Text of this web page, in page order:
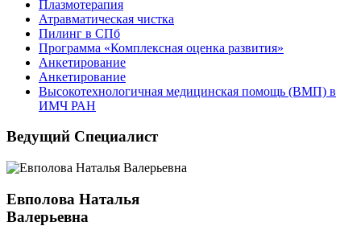
Плазмотерапия
Атравматическая чистка
Пилинг в СПб
Программа «Комплексная оценка развития»
Анкетирование
Анкетирование
Высокотехнологичная медицинская помощь (ВМП) в
ИМЧ РАН
Ведущий Специалист
Евполова Наталья
Валерьевна